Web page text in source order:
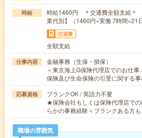
時給
時給1460円 ＊交通費全額支給＊
業代別】（1460円×実働 7時間×21
交通費
全額支給
仕事内容
金融事務（生保・損保）
＜東京海上G保険代理店でのお仕
保険及び生命保険の引受に関する
応募資格
ブランクOK / 英語力不要
★保険会社もしくは保険代理店で
らかの事務経験＜ブランクある方
職場の雰囲気